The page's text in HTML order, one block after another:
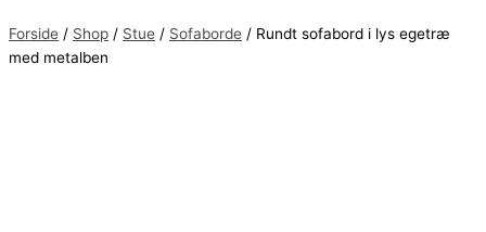
Forside / Shop / Stue / Sofaborde / Rundt sofabord i lys egetræ
med metalben